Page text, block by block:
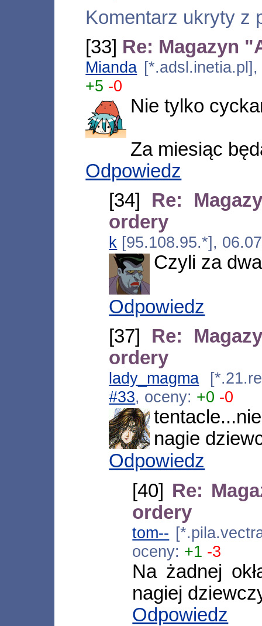
Komentarz ukryty z
[33] Re: Magazyn
Mianda
+5 -0
Nie tylko
Za miesiąc
Odpowiedz
[34] Re:
ordery
k [95.108.95.*],
Czyli za
Odpowiedz
[37] Re:
ordery
lady_magma
#33, oceny: +0 -0
nagie
Odpowiedz
[40] Re:
ordery
tom--
oceny: +1 -3
Na żadnej
nagiej
Odpowiedz